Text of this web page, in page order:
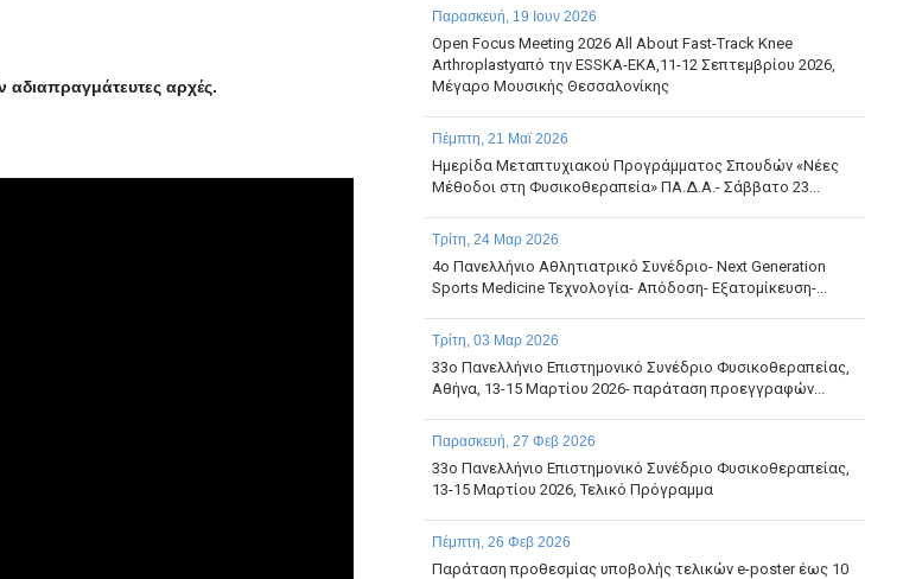
αρχές.
Παρασκευή, 19 Ιουν 2026
Open Focus Meeting 2026 All About Fast-Track Knee
Arthroplastyαπό την ESSKA-EKA,11-12 Σεπτεμβρίου 2026,
Μέγαρο Μουσικής Θεσσαλονίκης
Πέμπτη, 21 Μαϊ 2026
Ημερίδα Μεταπτυχιακού Προγράμματος Σπουδών «Νέες
Μέθοδοι στη Φυσικοθεραπεία» ΠΑ.Δ.Α.- Σάββατο 23...
Τρίτη, 24 Μαρ 2026
4ο Πανελλήνιο Αθλητιατρικό Συνέδριο- Next Generation
Sports Medicine Τεχνολογία- Απόδοση- Εξατομίκευση-...
Τρίτη, 03 Μαρ 2026
33ο Πανελλήνιο Επιστημονικό Συνέδριο Φυσικοθεραπείας,
Αθήνα, 13-15 Μαρτίου 2026- παράταση προεγγραφών...
Παρασκευή, 27 Φεβ 2026
33ο Πανελλήνιο Επιστημονικό Συνέδριο Φυσικοθεραπείας,
13-15 Μαρτίου 2026, Τελικό Πρόγραμμα
Πέμπτη, 26 Φεβ 2026
Παράταση προθεσμίας υποβολής τελικών e-poster έως 10